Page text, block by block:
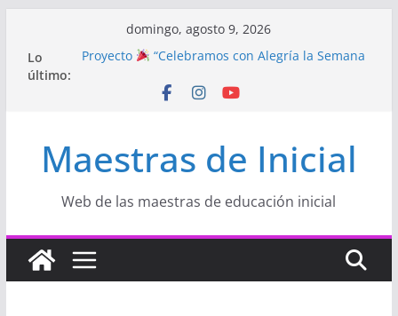
contenido
domingo, agosto 9, 2026
Lo
último:
Proyecto
“Celebramos con Alegría la Semana
Proyecto de Aprendizaje
amor en Inicial
Manualidades HERMOSAS para mamá
“Aprendemos Jugando: Talleres por la
Maestras de Inicial
Web de las maestras de educación inicial